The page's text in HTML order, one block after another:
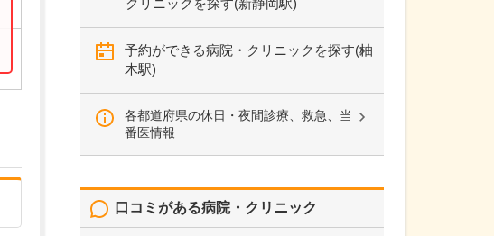
クリニックを探す(新静岡駅)
予約ができる病院・クリニックを探す(柚
木駅)
各都道府県の休日・夜間診療、救急、当
番医情報
口コミがある病院・クリニック